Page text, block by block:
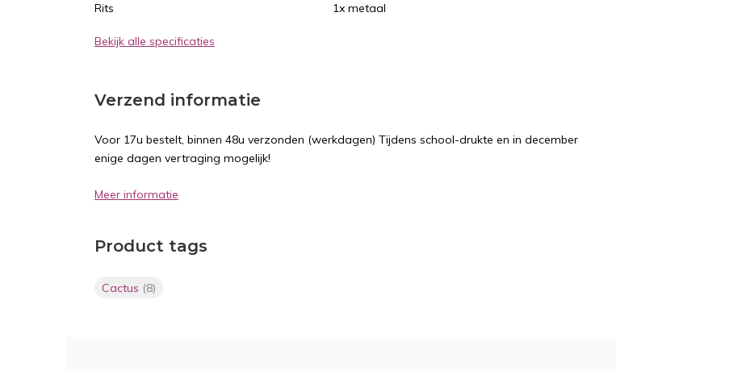
Rits 1x metaal
Bekijk alle specificaties
Verzend informatie
Voor 17u bestelt, binnen 48u verzonden (werkdagen) Tijdens school-drukte en in december
enige dagen vertraging mogelijk!
Meer informatie
Product tags
Cactus (8)